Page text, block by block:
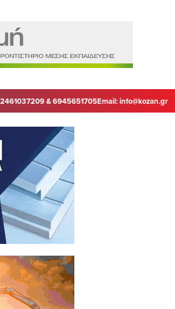
& 6945651705Email:info@kozan.gr